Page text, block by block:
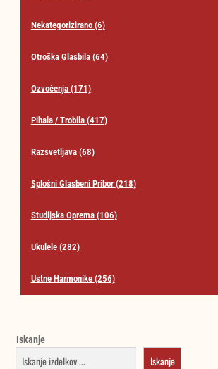
Nekategorizirano (6)
Otroška Glasbila (64)
Ozvočenja (171)
Pihala / Trobila (417)
Razsvetljava (68)
Splošni Glasbeni Pribor (218)
Studijska Oprema (106)
Ukulele (282)
Ustne Harmonike (256)
Iskanje
Iskanje